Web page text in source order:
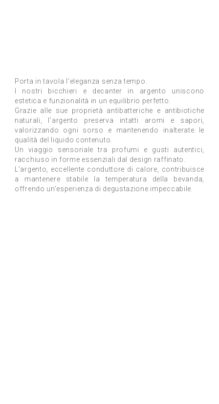
Porta in tavola l’eleganza senza tempo.
I nostri bicchieri e decanter in argento uniscono
estetica e funzionalità in un equilibrio perfetto.
Grazie alle sue proprietà antibatteriche e antibiotiche
naturali, l’argento preserva intatti aromi e sapori,
valorizzando ogni sorso e mantenendo inalterate le
qualità del liquido contenuto.
Un viaggio sensoriale tra profumi e gusti autentici,
racchiuso in forme essenziali dal design raffinato.
L’argento, eccellente conduttore di calore, contribuisce
a mantenere stabile la temperatura della bevanda,
offrendo un’esperienza di degustazione impeccabile.